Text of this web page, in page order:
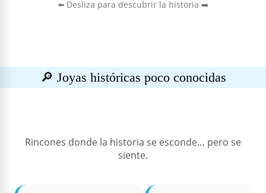
⬅️ Desliza para descubrir la historia ➡️
🔎 Joyas históricas poco conocidas
Rincones donde la historia se esconde… pero se
siente.